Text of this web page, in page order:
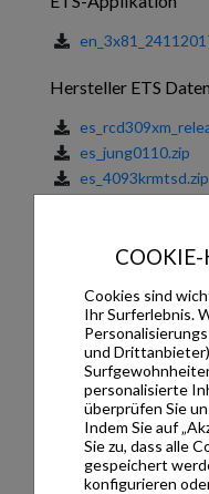
Hersteller ETS
es_jung0110.zip
es_4093krmtsd.zip
es_LS3281_ad.pdf
Cookies sind
Ihr Surferlebnis.
und
personalisierte
überprüfen Sie
Indem Sie auf
Sie zu, dass alle
gespeichert
konfigurieren